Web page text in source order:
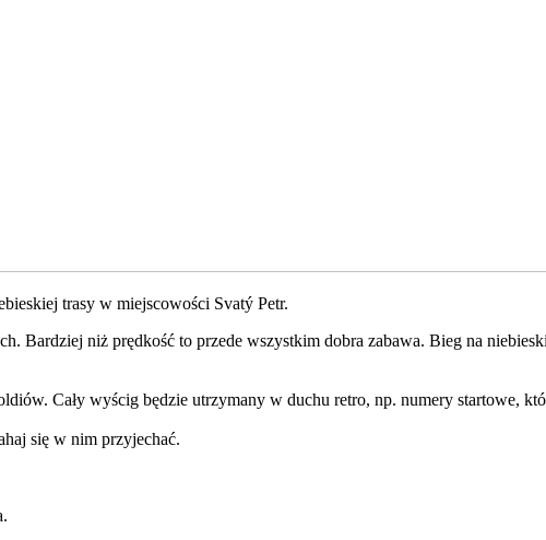
trasy w miejscowości Svatý Petr.
Bardziej niż prędkość to przede wszystkim dobra zabawa. Bieg na
Cały wyścig będzie utrzymany w duchu retro, np. numery startowe,
się w nim przyjechać.